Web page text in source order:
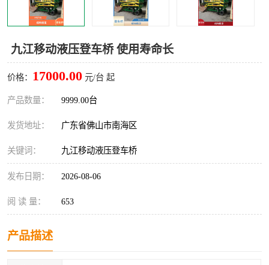
九江移动液压登车桥 使用寿命长
价格： 17000.00 元/台 起
产品数量： 9999.00台
发货地址： 广东省佛山市南海区
关键词： 九江移动液压登车桥
发布日期： 2026-08-06
阅 读 量： 653
产品描述